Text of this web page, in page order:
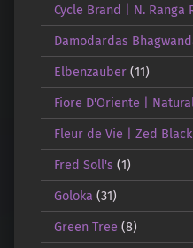
Cycle Brand | N. Ranga
Damodardas
Elbenzauber(11)
Fiore D'Oriente |
Fleur de Vie | Zed Black
Fred Soll's(1)
Goloka (31)
Green Tree (8)